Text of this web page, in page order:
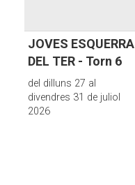
JOVES ESQUERRA
DEL TER - Torn 6
del dilluns 27 al
divendres 31 de juliol
2026